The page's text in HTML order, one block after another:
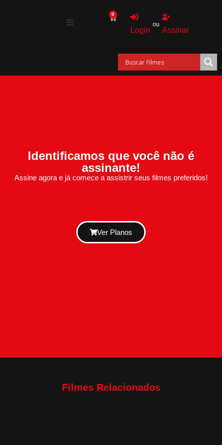
0
Login
ou
Assinar
Identificamos que você não é
assinante!
Assine agora e já comece a assistrir seus filmes preferidos!
Ver Planos
Filmes Relacionados